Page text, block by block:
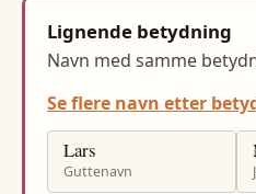
Lignende betydning
Navn med samme
Se flere navn etter
Lars
Guttenavn